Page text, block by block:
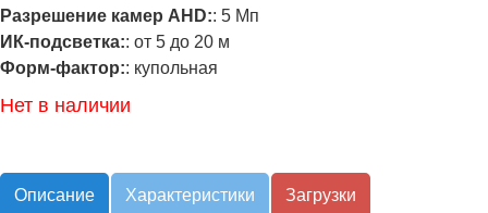
Разрешение камер AHD:: 5 Мп
ИК-подсветка:: от 5 до 20 м
Форм-фактор:: купольная
Нет в наличии
Описание Характеристики Загрузки